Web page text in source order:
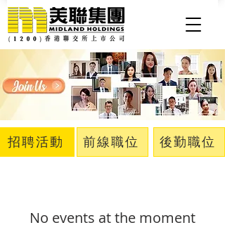
招聘活動 前線職位 後勤職位
No events at the moment